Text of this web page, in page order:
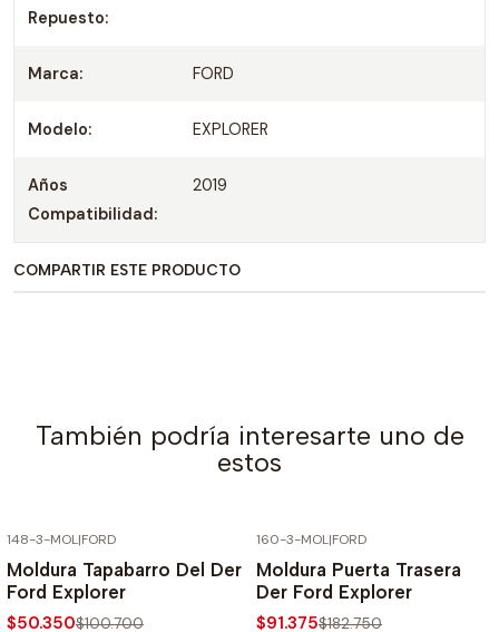
Repuesto:
Marca: FORD
Modelo: EXPLORER
Años
Compatibilidad:
2019
COMPARTIR ESTE PRODUCTO
También podría interesarte uno de
estos
148-3-MOL|FORD
Moldura Tapabarro Del Der
Ford Explorer
$50.350$100.700
160-3-MOL|FORD
Moldura Puerta Trasera
Der Ford Explorer
$91.375$182.750